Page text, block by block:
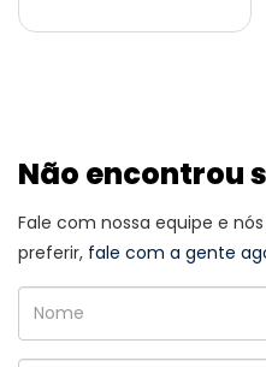
Não encontrou
Fale com nossa equipe e
preferir, fale com a gente